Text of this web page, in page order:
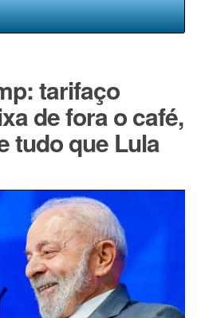
tarifaço
de fora o café,
tudo que Lula